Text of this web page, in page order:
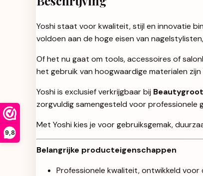
9,8
Yoshi staat voor kwaliteit, stijl en innovatie
voldoen aan de hoge eisen van
Of het nu gaat om tools, accessoires of
het gebruik van hoogwaardige materialen
Yoshi is exclusief verkrijgbaar bij
zorgvuldig samengesteld voor professionele
Met Yoshi kies je voor gebruiksgemak,
Belangrijke producteigenschappen
Professionele kwaliteit, ontwikkeld voor